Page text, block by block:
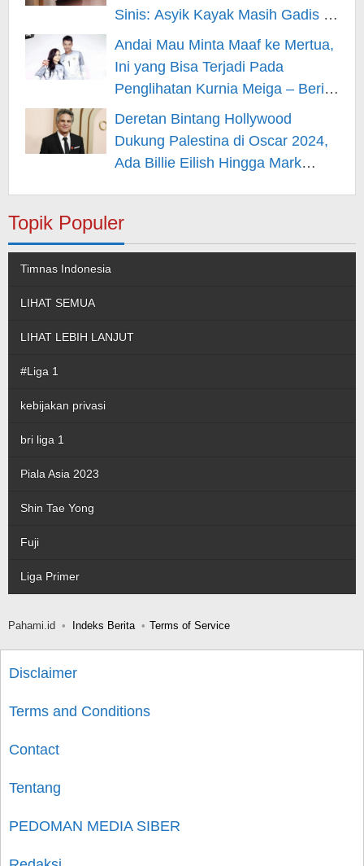
Sinis: Asyik Kayak Masih Gadis –
Berita Hiburan
Andai Mau Minta Maaf ke Mertua,
Ini yang Bisa Terjadi Pada
Penglihatan Kurnia Meiga – Berita
Hiburan
Deretan Bintang Hollywood
Dukung Palestina di Oscar 2024,
Ada Billie Eilish Hingga Mark
Topik Populer
Timnas Indonesia
LIHAT SEMUA
LIHAT LEBIH LANJUT
#Liga 1
kebijakan privasi
bri liga 1
Piala Asia 2023
Shin Tae Yong
Fuji
Liga Primer
Pahami.id Indeks Berita Terms of Service
Disclaimer
Terms and Conditions
Contact
Tentang
PEDOMAN MEDIA SIBER